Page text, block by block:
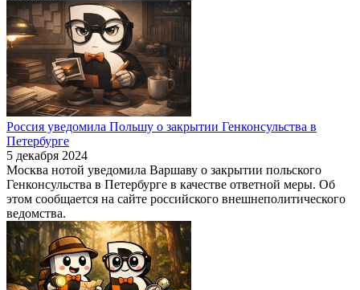
Россия уведомила Польшу о закрытии Генконсульства в
Петербурге
5 декабря 2024
Москва нотой уведомила Варшаву о закрытии польского
Генконсульства в Петербурге в качестве ответной меры. Об
этом сообщается на сайте российского внешнеполитического
ведомства.